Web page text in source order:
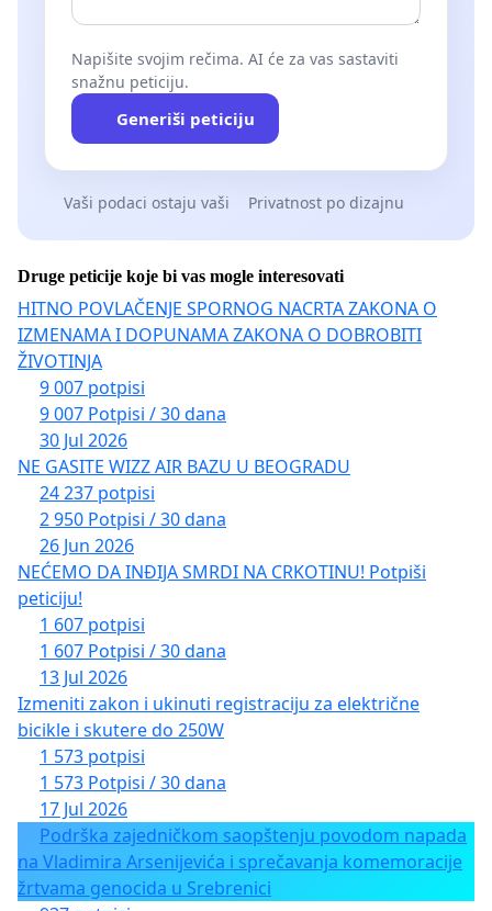
Napišite svojim rečima. AI će za vas sastaviti
snažnu peticiju.
Generiši peticiju
Vaši podaci ostaju vaši Privatnost po dizajnu
Druge peticije koje bi vas mogle interesovati
HITNO POVLAČENJE SPORNOG NACRTA ZAKONA O
IZMENAMA I DOPUNAMA ZAKONA O DOBROBITI
ŽIVOTINJA
9 007 potpisi
9 007 Potpisi / 30 dana
30 Jul 2026
NE GASITE WIZZ AIR BAZU U BEOGRADU
24 237 potpisi
2 950 Potpisi / 30 dana
26 Jun 2026
NEĆEMO DA INĐIJA SMRDI NA CRKOTINU! Potpiši
peticiju!
1 607 potpisi
1 607 Potpisi / 30 dana
13 Jul 2026
Izmeniti zakon i ukinuti registraciju za električne
bicikle i skutere do 250W
1 573 potpisi
1 573 Potpisi / 30 dana
17 Jul 2026
Podrška zajedničkom saopštenju povodom napada
na Vladimira Arsenijevića i sprečavanja komemoracije
žrtvama genocida u Srebrenici